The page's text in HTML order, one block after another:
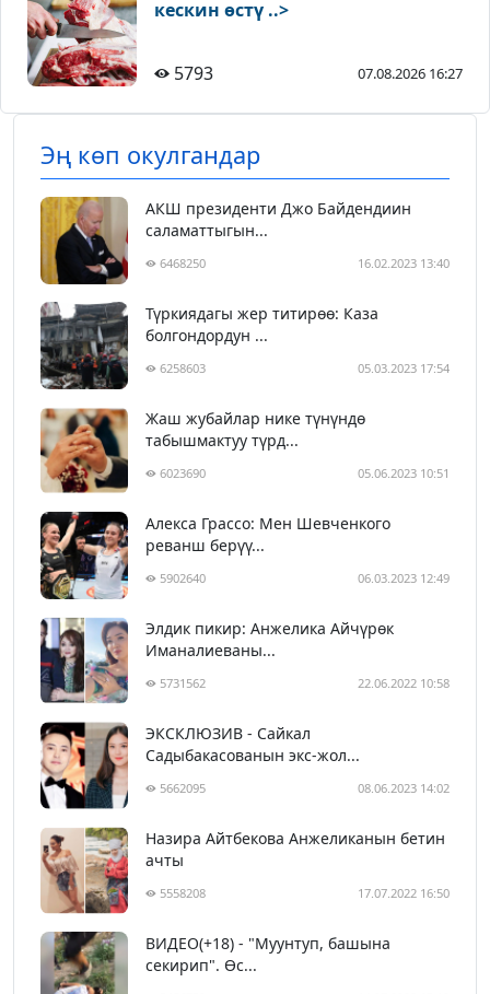
кескин өстү ..>
5793 07.08.2026 16:27
Эң көп окулгандар
АКШ президенти Джо Байдендиин
саламаттыгын...
6468250 16.02.2023 13:40
Түркиядагы жер титирөө: Каза
болгондордун ...
6258603 05.03.2023 17:54
Жаш жубайлар нике түнүндө
табышмактуу түрд...
6023690 05.06.2023 10:51
Алекса Грассо: Мен Шевченкого
реванш берүү...
5902640 06.03.2023 12:49
Элдик пикир: Анжелика Айчүрөк
Иманалиеваны...
5731562 22.06.2022 10:58
ЭКСКЛЮЗИВ - Сайкал
Садыбакасованын экс-жол...
5662095 08.06.2023 14:02
Назира Айтбекова Анжеликанын бетин
ачты
5558208 17.07.2022 16:50
ВИДЕО(+18) - "Муунтуп, башына
секирип". Өс...